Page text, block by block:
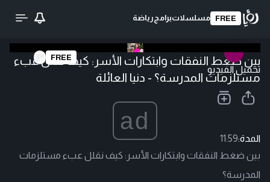
FREE مسلسلاتبرامج رياضة
تحميل الفيديو
FREE
بين ضغط النفقات وابتكارات الأسر: كيف نقلل عبء
مستلزمات المدرسة؟ - دنيا العائلة
ad
المدة:11:59
بين ضغط النفقات وابتكارات الأسر: كيف نقلل عبء مستلزمات
المدرسة؟